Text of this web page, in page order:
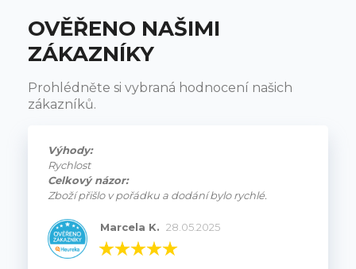
OVĚŘENO NAŠIMI
ZÁKAZNÍKY
Prohlédněte si vybraná hodnocení našich
zákazníků.
Výhody:
Rychlost
Celkový názor:
Zboží přišlo v pořádku a dodání bylo rychlé.
Marcela K. 28.05.2025